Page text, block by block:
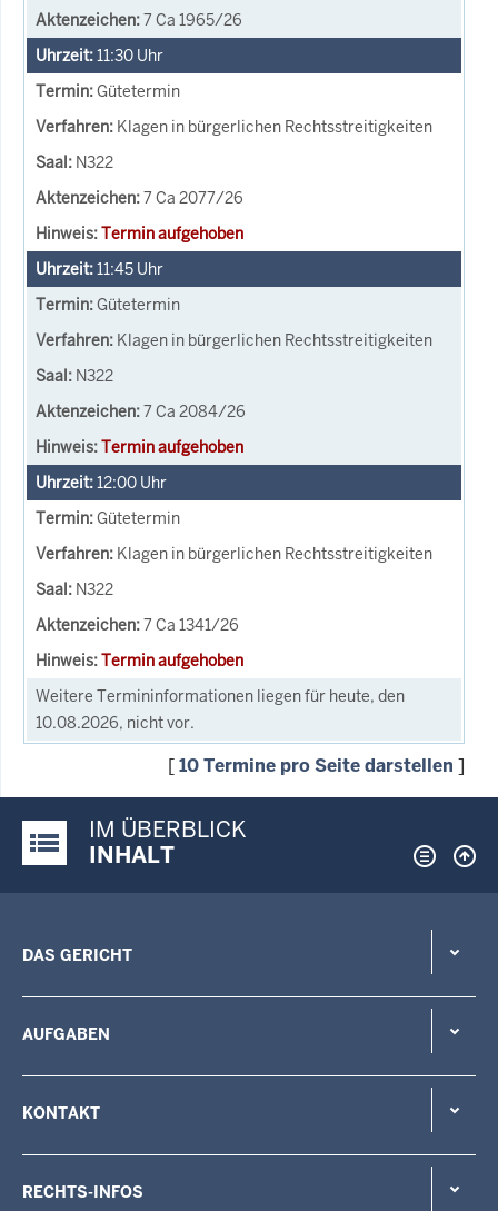
7 Ca 1965/26
11:30 Uhr
Gütetermin
Klagen in bürgerlichen Rechtsstreitigkeiten
N322
7 Ca 2077/26
Termin aufgehoben
11:45 Uhr
Gütetermin
Klagen in bürgerlichen Rechtsstreitigkeiten
N322
7 Ca 2084/26
Termin aufgehoben
12:00 Uhr
Gütetermin
Klagen in bürgerlichen Rechtsstreitigkeiten
N322
7 Ca 1341/26
Termin aufgehoben
Weitere Termininformationen liegen für heute, den
10.08.2026, nicht vor.
[10 Termine pro Seite darstellen ]
Justiz-Portal im Überblick:
IM ÜBERBLICK
INHALT
DAS GERICHT
AUFGABEN
KONTAKT
RECHTS-INFOS